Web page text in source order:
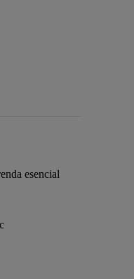
esencial